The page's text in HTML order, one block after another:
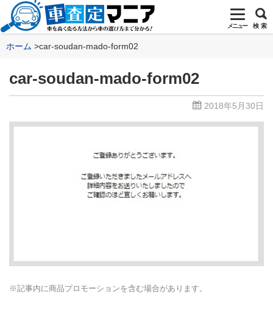
メニュー 検 索
ホーム car-soudan-mado-form02
car-soudan-mado-form02
2018年5月30日
※記事内に商品プロモーションを含む場合があります。